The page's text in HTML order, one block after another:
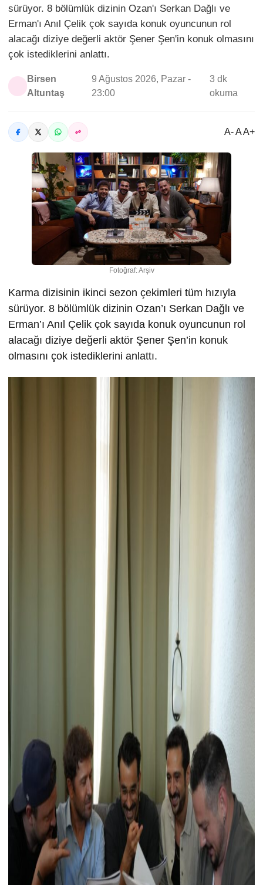
sürüyor. 8 bölümlük dizinin Ozan'ı Serkan Dağlı ve
Erman'ı Anıl Çelik çok sayıda konuk oyuncunun rol
alacağı diziye değerli aktör Şener Şen'in konuk olmasını
çok istediklerini anlattı.
Birsen
Altuntaş
9 Ağustos 2026, Pazar -
23:00
3 dk
okuma
A- A A+
Fotoğraf: Arşiv
Karma dizisinin ikinci sezon çekimleri tüm hızıyla
sürüyor. 8 bölümlük dizinin Ozan’ı Serkan Dağlı ve
Erman’ı Anıl Çelik çok sayıda konuk oyuncunun rol
alacağı diziye değerli aktör Şener Şen’in konuk
olmasını çok istediklerini anlattı.